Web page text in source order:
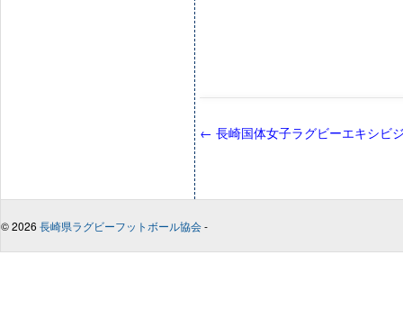
← 長崎国体女子ラグビーエキシビ
© 2026 長崎県ラグビーフットボール協会-